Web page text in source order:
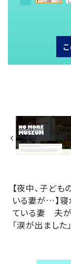
【夜中、子ど
いる妻が…】寝
ている妻 夫が
「涙が出ました」